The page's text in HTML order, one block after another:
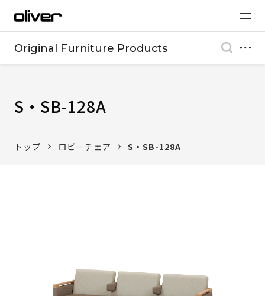
Original Furniture Products
S・SB-128A
トップ ロビーチェア S・SB-128A